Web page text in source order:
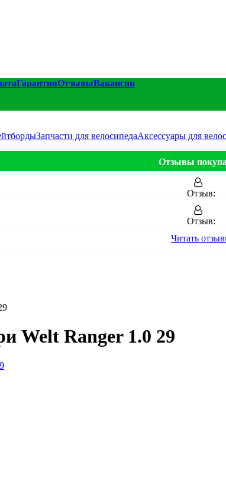
ГарантияОтзывыВакансии
Запчасти для велосипедаАксессуары для
Отзывы
Отзыв:
Отзыв:
Читать
Welt Ranger 1.0 29